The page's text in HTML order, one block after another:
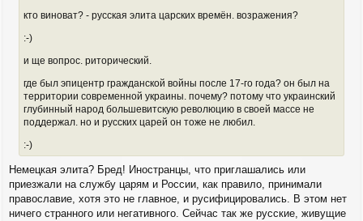
кто виноват? - русская элита царских времён. возражения?
:-)
и ще вопрос. риторический.
где был эпицентр гражданской войны после 17-го года? он был на
территории современной украины. почему? потому что украинский
глубинный народ большевитскую революцию в своей массе не
поддержал. но и русских царей он тоже не любил.
:-)
Немецкая элита? Бред! Иностранцы, что приглашались или
приезжали на службу царям и России, как правило, принимали
православие, хотя это не главное, и русифицировались. В этом нет
ничего странного или негативного. Сейчас так же русские, живущие